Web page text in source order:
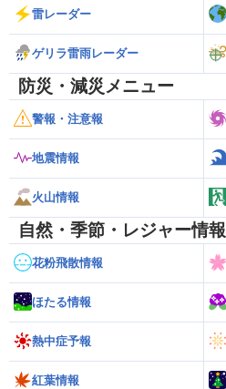
雷レーダー
ゲリラ雷雨レーダー
防災・減災メニュー
警報・注意報
地震情報
火山情報
自然・季節・レジャー情報
花粉飛散情報
ほたる情報
熱中症予報
紅葉情報